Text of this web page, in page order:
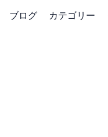
ブログ カテゴリー